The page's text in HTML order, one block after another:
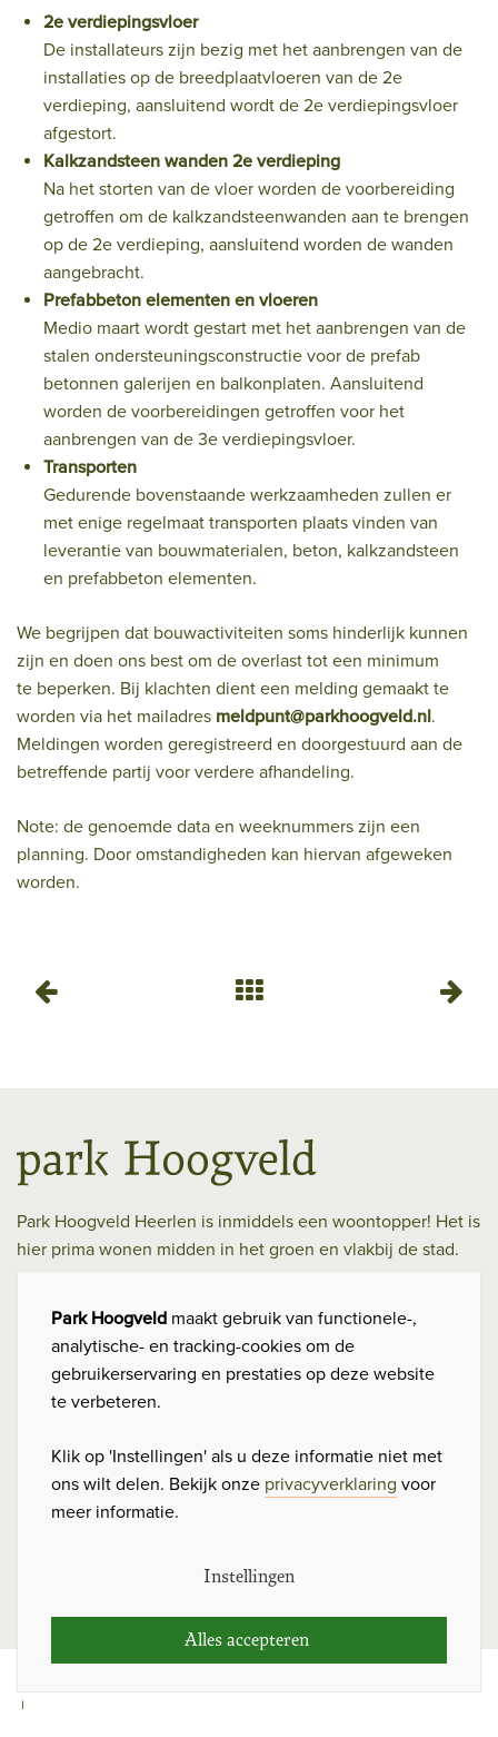
C
o
o
i
e
n
s
e
Park Hoogveld maakt gebruik van functionele-,
analytische- en tracking-cookies om de
gebruikerservaring en prestaties op deze website
te verbeteren.
Klik op 'Instellingen' als u deze informatie niet met
ons wilt delen. Bekijk onze privacyverklaring voor
meer informatie.
Instellingen
2e verdiepingsvloer
De installateurs zijn bezig met het aanbrengen van de
installaties op de breedplaatvloeren van de 2e
verdieping, aansluitend wordt de 2e verdiepingsvloer
afgestort.
Kalkzandsteen wanden 2e verdieping
Na het storten van de vloer worden de voorbereiding
getroffen om de kalkzandsteenwanden aan te brengen
op de 2e verdieping, aansluitend worden de wanden
aangebracht.
Prefabbeton elementen en vloeren
Medio maart wordt gestart met het aanbrengen van de
stalen ondersteuningsconstructie voor de prefab
betonnen galerijen en balkonplaten. Aansluitend
worden de voorbereidingen getroffen voor het
aanbrengen van de 3e verdiepingsvloer.
Transporten
Gedurende bovenstaande werkzaamheden zullen er
met enige regelmaat transporten plaats vinden van
leverantie van bouwmaterialen, beton, kalkzandsteen
en prefabbeton elementen.
We begrijpen dat bouwactiviteiten soms hinderlijk kunnen
zijn en doen ons best om de overlast tot een minimum
te beperken. Bij klachten dient een melding gemaakt te
worden via het mailadres meldpunt@parkhoogveld.nl.
Meldingen worden geregistreerd en doorgestuurd aan de
betreffende partij voor verdere afhandeling.
Note: de genoemde data en weeknummers zijn een
planning. Door omstandigheden kan hiervan afgeweken
worden.
Park Hoogveld Heerlen is inmiddels een woontopper! Het is
hier prima wonen midden in het groen en vlakbij de stad.
Hoogveld Heerlen BV
Looiersgracht 12, 6211 JK Maastricht
043 - 210 02 20
info@parkhoogveld.nl
Volg ons ook op
|